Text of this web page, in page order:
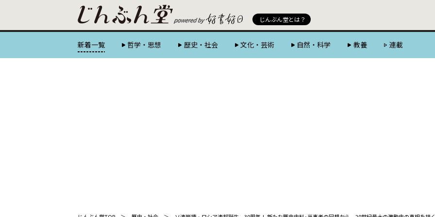
じんぶん堂とは？
新着一覧 哲学・思想 歴史・社会 文化・芸術 自然・科学 教養 連載